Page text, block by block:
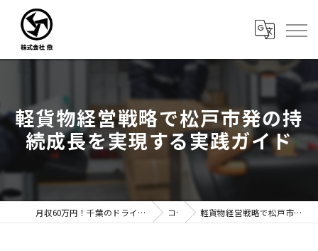
軽貨物経営戦略で松戸市発の持
続成長を実現する実践ガイド
月収60万円！千葉のドライバー転職なら株式会社燕｜未経験歓迎 コラム 軽貨物経営戦略で松戸市発の持続成長を実現する実践ガイド